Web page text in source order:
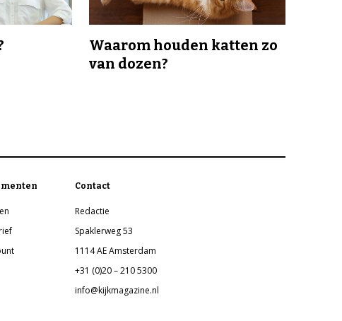
Waarom houden katten zo
van dozen?
Contact
Redactie
Spaklerweg 53
1114 AE Amsterdam
+31 (0)20 – 210 5300
info@kijkmagazine.nl